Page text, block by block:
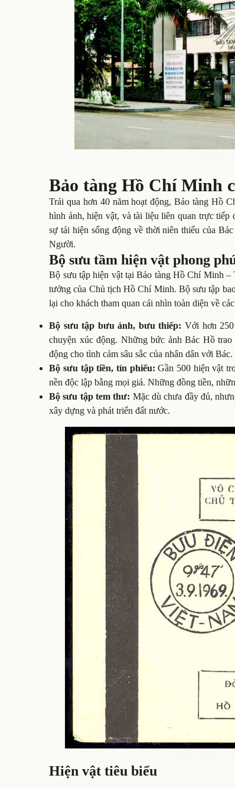
Bảo tàng Hồ Chí Minh
Trải qua hơn 40 năm hoạt động, Bảo tàng Hồ
hình ảnh, hiện vật, và tài liệu liên quan trực
sự tái hiện sống động về thời niên thiếu của
Người.
Bộ sưu tầm hiện vật phong
Bộ sưu tập hiện vật tại Bảo tàng Hồ Chí Minh –
tưởng của Chủ tịch Hồ Chí Minh. Bộ sưu tập
lại cho khách tham quan cái nhìn toàn diện về
Bộ sưu tập bưu ảnh, bưu thiếp: Với hơn
chuyện xúc động. Những bức ảnh Bác Hồ
động cho tình cảm sâu sắc của nhân dân với Bác.
Bộ sưu tập tiền, tín phiếu: Gần 500 hiện vật
nền độc lập bằng mọi giá. Những đồng tiền,
Bộ sưu tập tem thư: Mặc dù chưa đầy đủ,
xây dựng và phát triển đất nước.
Hiện vật tiêu biểu